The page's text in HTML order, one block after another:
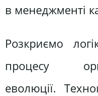
в менеджменті
Розкриємо
процесу
еволюції.